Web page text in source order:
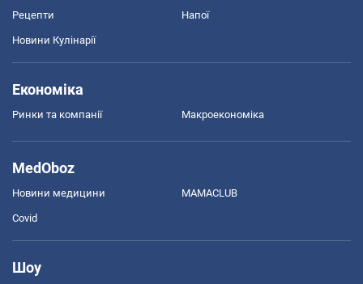
Рецепти Напої
Новини Кулінарії
Економіка
Ринки та компанії Макроекономіка
MedOboz
Новини медицини MAMACLUB
Covid
Шоу